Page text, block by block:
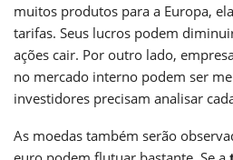
muitos produtos para a Europa,
tarifas. Seus lucros podem
ações cair. Por outro lado,
no mercado interno podem ser
investidores precisam analisar
As moedas também serão